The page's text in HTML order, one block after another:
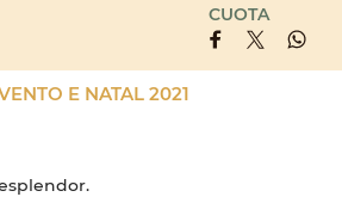
CUOTA
E NATAL 2021